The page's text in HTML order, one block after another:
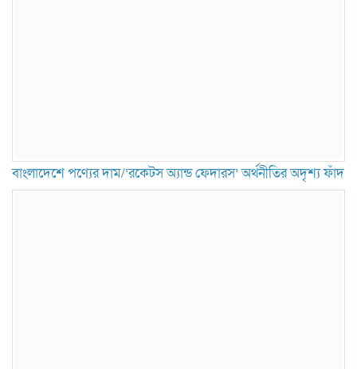
বাংলাদেশে পণ্যের দাম/‘রকেটস অ্যান্ড ফেদারস’ অর্থনীতির অদৃশ্য ফাঁদ